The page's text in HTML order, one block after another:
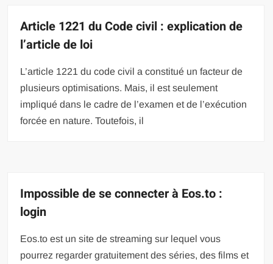
Article 1221 du Code civil : explication de
l’article de loi
L’article 1221 du code civil a constitué un facteur de
plusieurs optimisations. Mais, il est seulement
impliqué dans le cadre de l’examen et de l’exécution
forcée en nature. Toutefois, il
Impossible de se connecter à Eos.to :
login
Eos.to est un site de streaming sur lequel vous
pourrez regarder gratuitement des séries, des films et